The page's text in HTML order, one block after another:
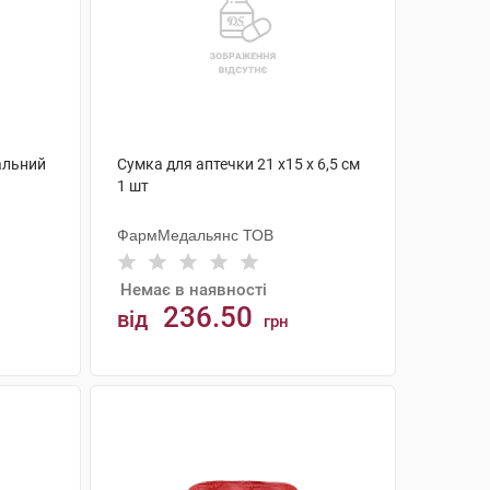
Сумка для аптечки 21 х15 х 6,5 см
1 шт
ФармМедальянс ТОВ
Немає в наявності
від 236.50 грн